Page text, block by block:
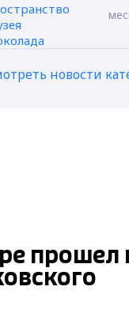
новости
прошел